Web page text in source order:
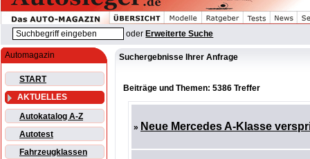
oder Erweiterte Suche
Automagazin
START
AKTUELLES
Autokatalog A-Z
Autotest
Fahrzeugklassen
Suchergebnisse Ihrer Anfrage
Beiträge und Themen: 5386 Treffer
» Neue Mercedes A-Klasse